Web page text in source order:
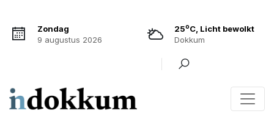
Zondag
9 augustus 2026
25oC, Licht bewolkt
Dokkum